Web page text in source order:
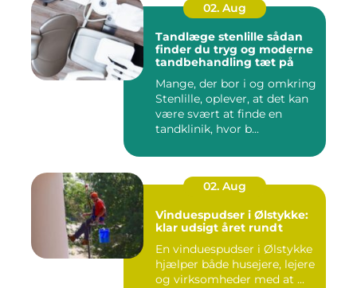
02. Aug
Tandlæge stenlille sådan
finder du tryg og moderne
tandbehandling tæt på
Mange, der bor i og omkring
Stenlille, oplever, at det kan
være svært at finde en
tandklinik, hvor b...
02. Aug
Vinduespudser i Ølstykke:
klar udsigt året rundt
En vinduespudser i Ølstykke
hjælper både husejere, lejere
og virksomheder med at ...